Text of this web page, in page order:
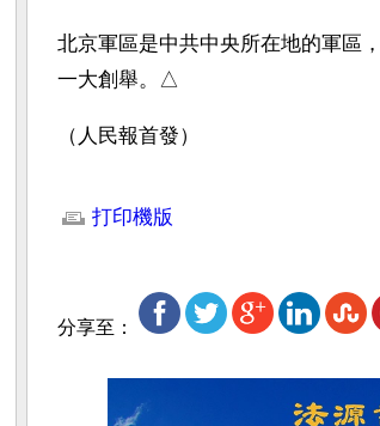
北京軍區是中共中央所在地的軍區
一大創舉。△
（人民報首發）
打印機版
分享至：